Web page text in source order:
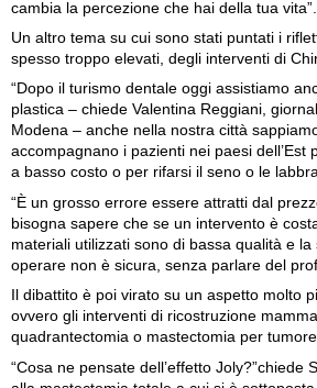
cambia la percezione che hai della tua vita”.
Un altro tema su cui sono stati puntati i
spesso troppo elevati, degli interventi di
“Dopo il turismo dentale oggi assistiamo
plastica – chiede Valentina Reggiani,
Modena – anche nella nostra città
accompagnano i pazienti nei paesi dell’Est
a basso costo o per rifarsi il seno o le
“È un grosso errore essere attratti dal
bisogna sapere che se un intervento è
materiali utilizzati sono di bassa qualità e
operare non è sicura, senza parlare del
Il dibattito è poi virato su un aspetto molto
ovvero gli interventi di ricostruzione
quadrantectomia o mastectomia per
“Cosa ne pensate dell’effetto Joly?”chiede